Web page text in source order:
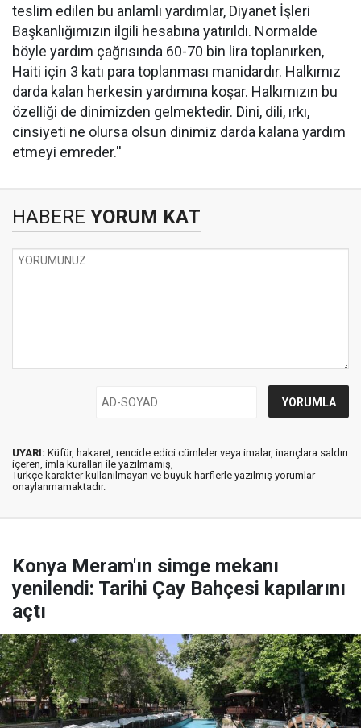
teslim edilen bu anlamlı yardımlar, Diyanet İşleri
Başkanlığımızın ilgili hesabına yatırıldı. Normalde
böyle yardım çağrısında 60-70 bin lira toplanırken,
Haiti için 3 katı para toplanması manidardır. Halkımız
darda kalan herkesin yardımına koşar. Halkımızın bu
özelliği de dinimizden gelmektedir. Dini, dili, ırkı,
cinsiyeti ne olursa olsun dinimiz darda kalana yardım
etmeyi emreder.''
HABERE YORUM KAT
UYARI: Küfür, hakaret, rencide edici cümleler veya imalar, inançlara saldırı
içeren, imla kuralları ile yazılmamış,
Türkçe karakter kullanılmayan ve büyük harflerle yazılmış yorumlar
onaylanmamaktadır.
Konya Meram'ın simge mekanı
yenilendi: Tarihi Çay Bahçesi kapılarını
açtı